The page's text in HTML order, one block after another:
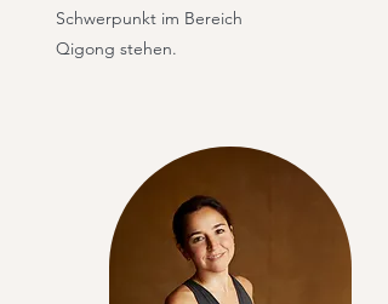
Schwerpunkt im Bereich
Qigong stehen.